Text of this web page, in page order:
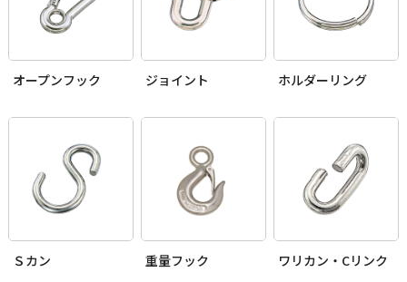
オープンフック ジョイント ホルダーリング
Ｓカン 重量フック ワリカン・Cリンク